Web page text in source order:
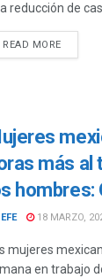
reducción de
READ MOREDETAILS
más
hombres:
EFE 18 MARZO,
mujeres
en trabajo